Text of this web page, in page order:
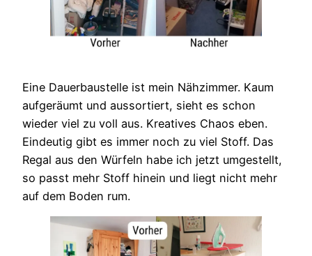
Eine Dauerbaustelle ist mein Nähzimmer. Kaum
aufgeräumt und aussortiert, sieht es schon
wieder viel zu voll aus. Kreatives Chaos eben.
Eindeutig gibt es immer noch zu viel Stoff. Das
Regal aus den Würfeln habe ich jetzt umgestellt,
so passt mehr Stoff hinein und liegt nicht mehr
auf dem Boden rum.